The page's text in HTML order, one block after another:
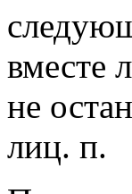
вместе
не
лиц. п.